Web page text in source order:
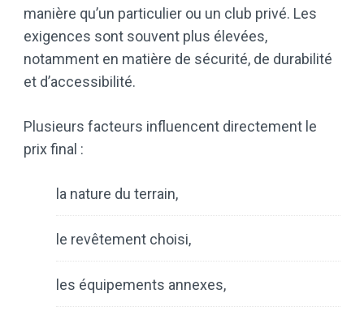
manière qu’un particulier ou un club privé. Les
exigences sont souvent plus élevées,
notamment en matière de sécurité, de durabilité
et d’accessibilité.
Plusieurs facteurs influencent directement le
prix final :
la nature du terrain,
le revêtement choisi,
les équipements annexes,